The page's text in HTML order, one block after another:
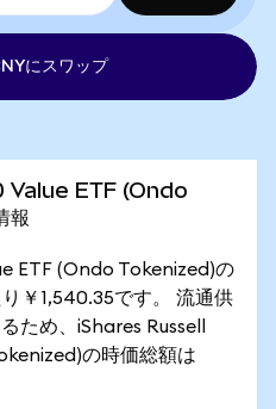
にスワップ
ETF (Ondo
報
ETF (Ondo Tokenized)の
￥1,540.35です。 流通供
ため、iShares Russell
の時価総額は